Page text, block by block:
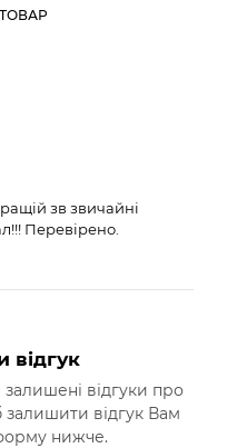
зв звичайні
Перевірено.
відгук
відгуки про
відгук Вам
нижче.